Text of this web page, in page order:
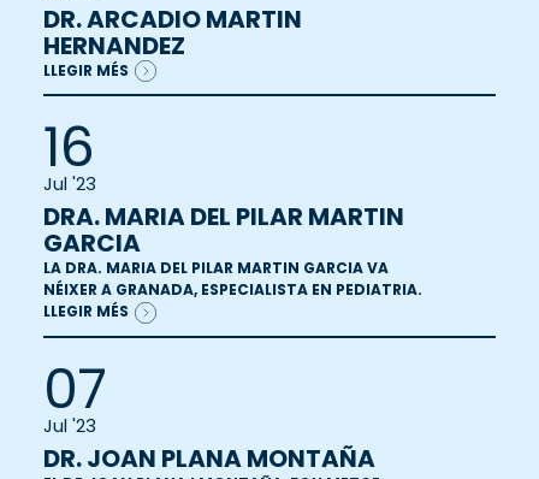
DR. ARCADIO MARTIN
HERNANDEZ
LLEGIR MÉS
16
Jul '23
DRA. MARIA DEL PILAR MARTIN
GARCIA
LA DRA. MARIA DEL PILAR MARTIN GARCIA VA
NÉIXER A GRANADA, ESPECIALISTA EN PEDIATRIA.
LLEGIR MÉS
07
Jul '23
DR. JOAN PLANA MONTAÑA